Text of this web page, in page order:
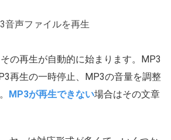
音声ファイルを再生
の再生が自動的に始まります。MP3
再生の一時停止、MP3の音量を調整
MP3が再生できない場合はその文章